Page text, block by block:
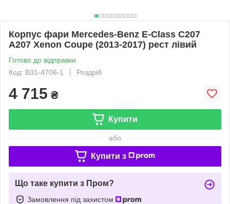
Корпус фари Mercedes-Benz E-Class C207
A207 Xenon Coupe (2013-2017) рест лівий
Готово до відправки
Код: B31-4706-1
Роздріб
4 715 ₴
Купити
або
Купити з
Що таке купити з Пром?
Замовлення під захистом